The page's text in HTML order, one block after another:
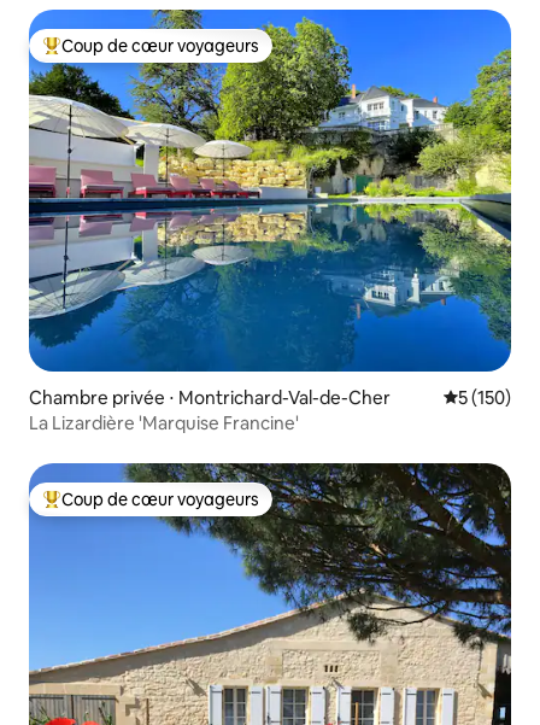
Coups de cœur voyageurs les plus appréciés
Coup de cœur voyageurs
Chambre privée ⋅ Montrichard-Val-de-Cher Évaluation
5 (150)
La Lizardière 'Marquise Francine'
Coups de cœur voyageurs les plus appréciés
Coup de cœur voyageurs